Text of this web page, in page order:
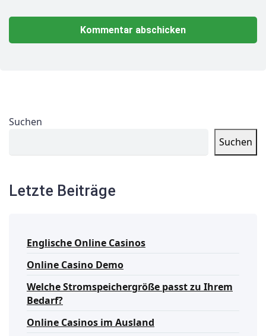
Suchen
Suchen
Letzte Beiträge
Englische Online Casinos
Online Casino Demo
Welche Stromspeichergröße passt zu Ihrem
Bedarf?
Online Casinos im Ausland